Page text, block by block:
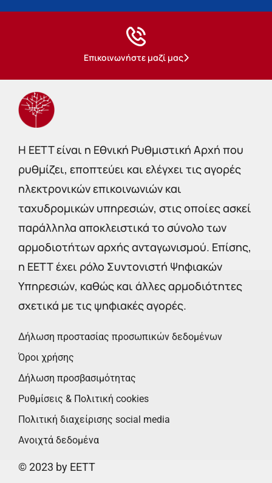
Επικοινωνήστε μαζί μας
Η EETT είναι η Εθνική Ρυθμιστική Αρχή που
ρυθμίζει, εποπτεύει και ελέγχει τις αγορές
ηλεκτρονικών επικοινωνιών και
ταχυδρομικών υπηρεσιών, στις οποίες ασκεί
παράλληλα αποκλειστικά το σύνολο των
αρμοδιοτήτων αρχής ανταγωνισμού. Επίσης,
η ΕΕΤΤ έχει ρόλο Συντονιστή Ψηφιακών
Υπηρεσιών, καθώς και άλλες αρμοδιότητες
σχετικά με τις ψηφιακές αγορές.
Δήλωση προστασίας προσωπικών δεδομένων
Όροι χρήσης
Δήλωση προσβασιμότητας
Ρυθμίσεις & Πολιτική cookies
Πολιτική διαχείρισης social media
Ανοιχτά δεδομένα
© 2023 by EETT